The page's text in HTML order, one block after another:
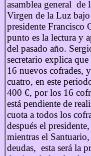
asamblea general de
Virgen de la Luz
presidente Francisco
punto es la lectura y
del pasado año.
secretario explica
16 nuevos cofrades,
cuatro, en este
400 €, por los 16
está pendiente de
cuota a todos los
después el
mientras el
deudas, esta será la